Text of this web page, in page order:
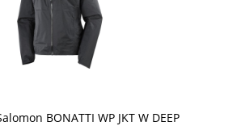
BONATTI WP JKT W DEEP